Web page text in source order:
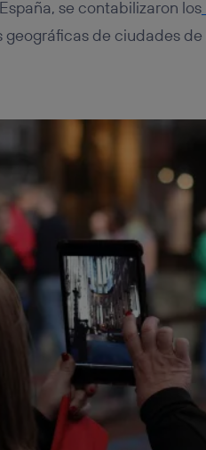
se contabilizaron los
de ciudades de